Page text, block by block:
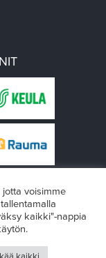
voisimme
kaikki"-nappia